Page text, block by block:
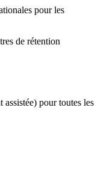
pour les
de rétention
pour toutes les